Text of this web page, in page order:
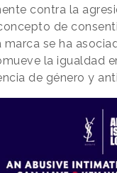
contra la
de
marca se ha
la igualdad
de género y